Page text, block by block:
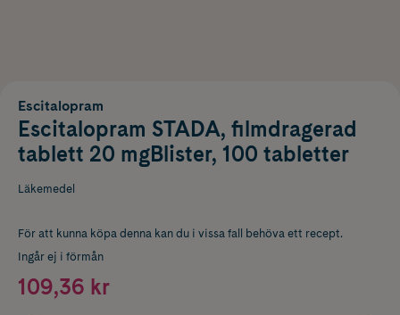
Escitalopram
Escitalopram STADA, filmdragerad
tablett 20 mgBlister, 100 tabletter
Läkemedel
För att kunna köpa denna kan du i vissa fall behöva ett recept.
Ingår ej i förmån
109,36 kr